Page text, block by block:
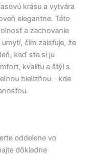
krásu a vytvára
elegantne. Táto
a zachovanie
čím zaisťuje, že
keď ste si ju
kvalitu a štýl s
bielizňou – kde
oddelene vo
dôkladne